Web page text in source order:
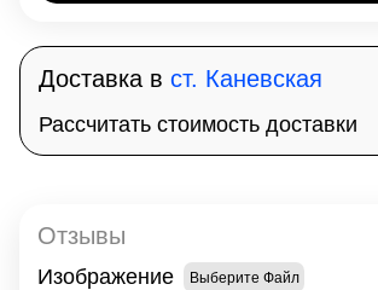
Доставка в ст. Каневская
Рассчитать стоимость доставки
Отзывы
Изображение Выберите Файл